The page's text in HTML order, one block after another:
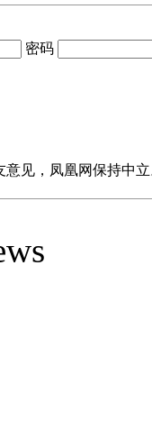
密码
意见，凤凰网保持中